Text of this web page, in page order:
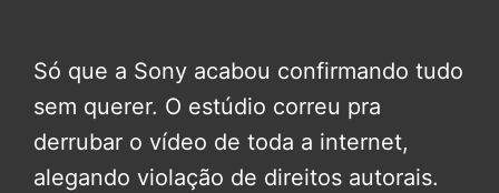
Só que a Sony acabou confirmando tudo
sem querer. O estúdio correu pra
derrubar o vídeo de toda a internet,
alegando violação de direitos autorais.